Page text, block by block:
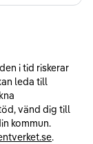
i tid riskerar
leda till
vänd dig till
kommun.
.